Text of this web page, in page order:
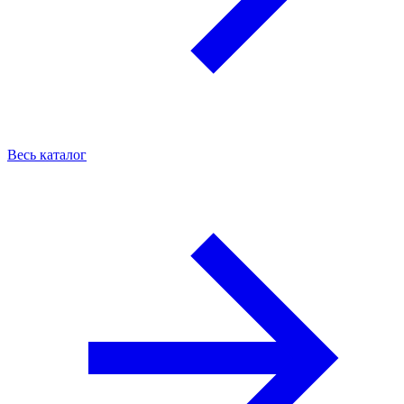
Весь каталог